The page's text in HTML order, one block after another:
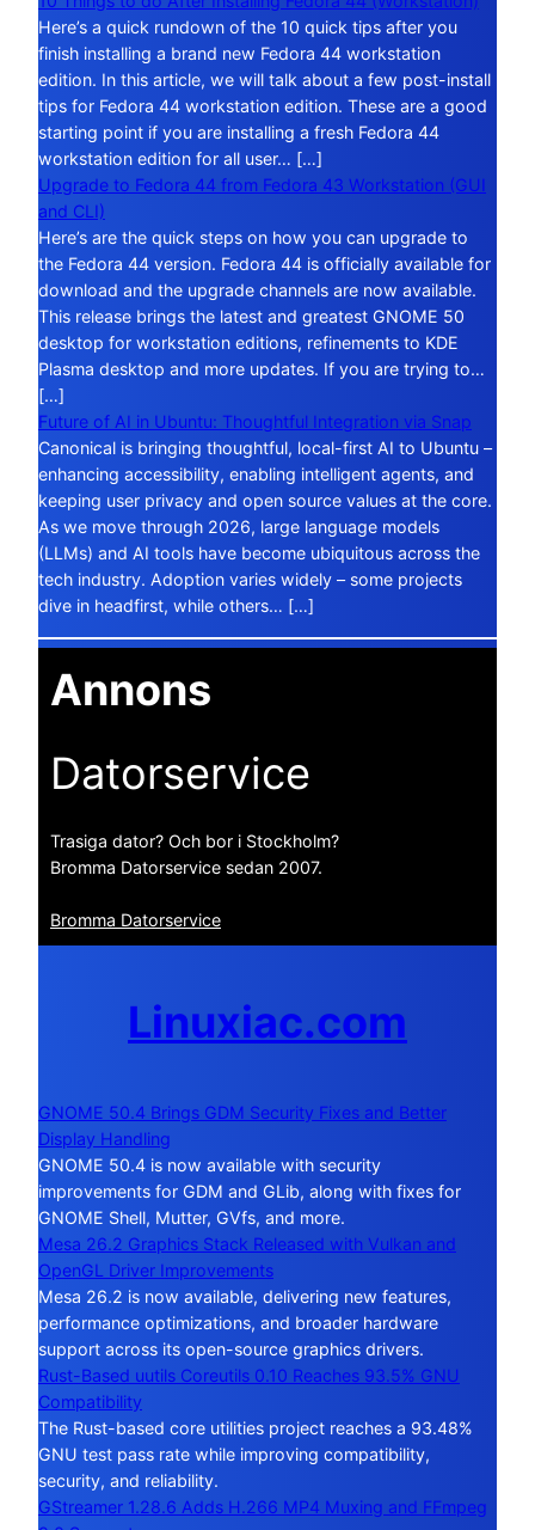
Here’s a quick rundown of the 10 quick tips after you
finish installing a brand new Fedora 44 workstation
edition. In this article, we will talk about a few post-install
tips for Fedora 44 workstation edition. These are a good
starting point if you are installing a fresh Fedora 44
workstation edition for all user… […]
Upgrade to Fedora 44 from Fedora 43 Workstation (GUI
and CLI)
Here’s are the quick steps on how you can upgrade to
the Fedora 44 version. Fedora 44 is officially available for
download and the upgrade channels are now available.
This release brings the latest and greatest GNOME 50
desktop for workstation editions, refinements to KDE
Plasma desktop and more updates. If you are trying to…
[…]
Future of AI in Ubuntu: Thoughtful Integration via Snap
Canonical is bringing thoughtful, local-first AI to Ubuntu –
enhancing accessibility, enabling intelligent agents, and
keeping user privacy and open source values at the core.
As we move through 2026, large language models
(LLMs) and AI tools have become ubiquitous across the
tech industry. Adoption varies widely – some projects
dive in headfirst, while others… […]
Annons
Datorservice
Trasiga dator? Och bor i Stockholm?
Bromma Datorservice sedan 2007.
Bromma Datorservice
Linuxiac.com
GNOME 50.4 Brings GDM Security Fixes and Better
Display Handling
GNOME 50.4 is now available with security
improvements for GDM and GLib, along with fixes for
GNOME Shell, Mutter, GVfs, and more.
Mesa 26.2 Graphics Stack Released with Vulkan and
OpenGL Driver Improvements
Mesa 26.2 is now available, delivering new features,
performance optimizations, and broader hardware
support across its open-source graphics drivers.
Rust-Based uutils Coreutils 0.10 Reaches 93.5% GNU
Compatibility
The Rust-based core utilities project reaches a 93.48%
GNU test pass rate while improving compatibility,
security, and reliability.
GStreamer 1.28.6 Adds H.266 MP4 Muxing and FFmpeg